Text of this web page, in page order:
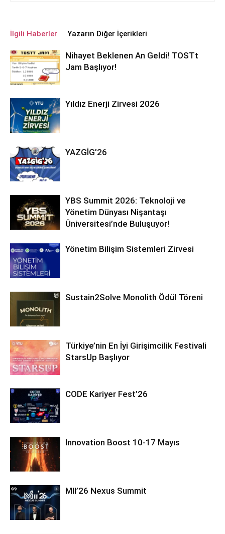
İlgili Haberler Yazarın Diğer İçerikleri
Nihayet Beklenen An Geldi! TOSTt
Jam Başlıyor!
Yıldız Enerji Zirvesi 2026
YAZGİG’26
YBS Summit 2026: Teknoloji ve
Yönetim Dünyası Nişantaşı
Üniversitesi’nde Buluşuyor!
Yönetim Bilişim Sistemleri Zirvesi
Sustain2Solve Monolith Ödül Töreni
Türkiye’nin En İyi Girişimcilik Festivali
StarsUp Başlıyor
CODE Kariyer Fest’26
Innovation Boost 10-17 Mayıs
MII’26 Nexus Summit